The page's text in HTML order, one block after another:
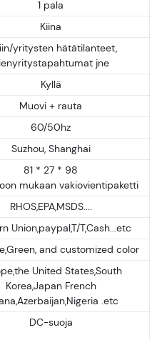
1 pala
Kiina
yritysten hätätilanteet,
jne
Kyllä
Muovi + rauta
60/50hz
Suzhou, Shanghai
81 * 27 * 98
mukaan vakiovientipaketti
RHOS,EPA,MSDS....
Union,paypal,T/T,Cash...etc
and customized color
United States,South
Korea,Japan French
.etc
DC-suoja